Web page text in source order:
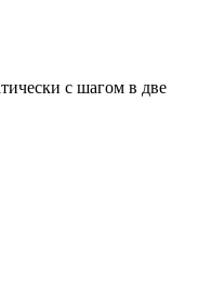
с шагом в две